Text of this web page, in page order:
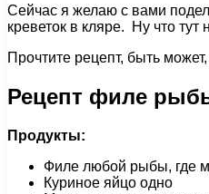
Сейчас я желаю с вами
креветок в кляре. Ну что
Прочтите рецепт, быть
Рецепт филе
Продукты:
Филе любой рыбы, где
Куриное яйцо одно